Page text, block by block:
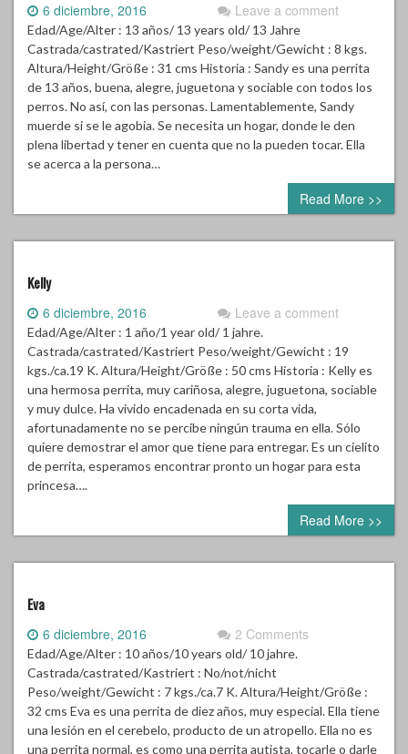
Edad/Age/Alter : 13 años/ 13 years old/ 13 Jahre
Castrada/castrated/Kastriert Peso/weight/Gewicht : 8 kgs.
Altura/Height/Größe : 31 cms Historia : Sandy es una perrita
de 13 años, buena, alegre, juguetona y sociable con todos los
perros. No así, con las personas. Lamentablemente, Sandy
muerde si se le agobia. Se necesita un hogar, donde le den
plena libertad y tener en cuenta que no la pueden tocar. Ella
se acerca a la persona…
Read More >>
6 diciembre, 2016
Edad/Age/Alter : 1 año/1 year old/ 1 jahre.
Castrada/castrated/Kastriert Peso/weight/Gewicht : 19
kgs./ca.19 K. Altura/Height/Größe : 50 cms Historia : Kelly es
una hermosa perrita, muy cariñosa, alegre, juguetona, sociable
y muy dulce. Ha vivido encadenada en su corta vida,
afortunadamente no se percibe ningún trauma en ella. Sólo
quiere demostrar el amor que tiene para entregar. Es un cielito
de perrita, esperamos encontrar pronto un hogar para esta
princesa….
Read More >>
Edad/Age/Alter : 10 años/10 years old/ 10 jahre.
Castrada/castrated/Kastriert : No/not/nicht
Peso/weight/Gewicht : 7 kgs./ca.7 K. Altura/Height/Größe :
32 cms Eva es una perrita de diez años, muy especial. Ella tiene
una lesión en el cerebelo, producto de un atropello. Ella no es
una perrita normal, es como una perrita autista, tocarle o darle